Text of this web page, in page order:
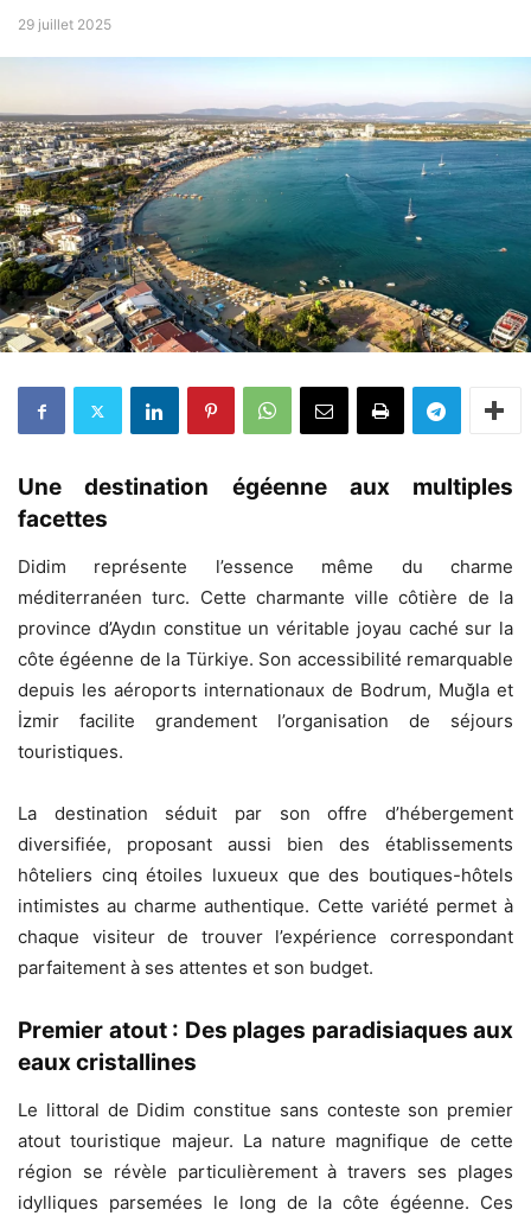
29 juillet 2025
Une destination égéenne aux multiples
facettes
Didim représente l’essence même du charme
méditerranéen turc. Cette charmante ville côtière de la
province d’Aydın constitue un véritable joyau caché sur la
côte égéenne de la Türkiye. Son accessibilité remarquable
depuis les aéroports internationaux de Bodrum, Muğla et
İzmir facilite grandement l’organisation de séjours
touristiques.
La destination séduit par son offre d’hébergement
diversifiée, proposant aussi bien des établissements
hôteliers cinq étoiles luxueux que des boutiques-hôtels
intimistes au charme authentique. Cette variété permet à
chaque visiteur de trouver l’expérience correspondant
parfaitement à ses attentes et son budget.
Premier atout : Des plages paradisiaques aux
eaux cristallines
Le littoral de Didim constitue sans conteste son premier
atout touristique majeur. La nature magnifique de cette
région se révèle particulièrement à travers ses plages
idylliques parsemées le long de la côte égéenne. Ces